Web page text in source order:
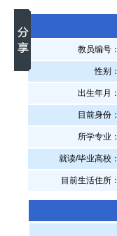
教员编号：
性别：
出生年月：
目前身份：
所学专业：
就读/毕业高校：
目前生活住所：